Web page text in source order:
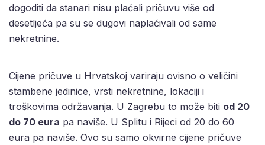
dogoditi da stanari nisu plaćali pričuvu više od
desetljeća pa su se dugovi naplaćivali od same
nekretnine.
Cijene pričuve u Hrvatskoj variraju ovisno o veličini
stambene jedinice, vrsti nekretnine, lokaciji i
troškovima održavanja. U Zagrebu to može biti od 20
do 70 eura pa naviše. U Splitu i Rijeci od 20 do 60
eura pa naviše. Ovo su samo okvirne cijene pričuve